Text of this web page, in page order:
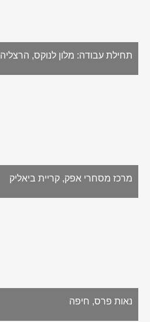
תחילת עבודה: מלון לנוקס, הרצליה
מרכז מסחרי אפק, קריית ביאליק
נאות פרס, חיפה